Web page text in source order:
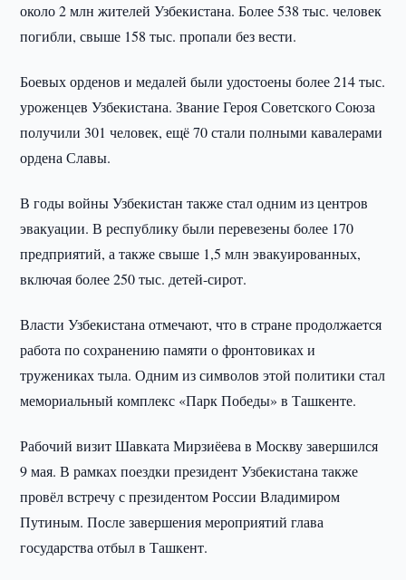
около 2 млн жителей Узбекистана. Более 538 тыс. человек
погибли, свыше 158 тыс. пропали без вести.
Боевых орденов и медалей были удостоены более 214 тыс.
уроженцев Узбекистана. Звание Героя Советского Союза
получили 301 человек, ещё 70 стали полными кавалерами
ордена Славы.
В годы войны Узбекистан также стал одним из центров
эвакуации. В республику были перевезены более 170
предприятий, а также свыше 1,5 млн эвакуированных,
включая более 250 тыс. детей-сирот.
Власти Узбекистана отмечают, что в стране продолжается
работа по сохранению памяти о фронтовиках и
тружениках тыла. Одним из символов этой политики стал
мемориальный комплекс «Парк Победы» в Ташкенте.
Рабочий визит Шавката Мирзиёева в Москву завершился
9 мая. В рамках поездки президент Узбекистана также
провёл встречу с президентом России Владимиром
Путиным. После завершения мероприятий глава
государства отбыл в Ташкент.